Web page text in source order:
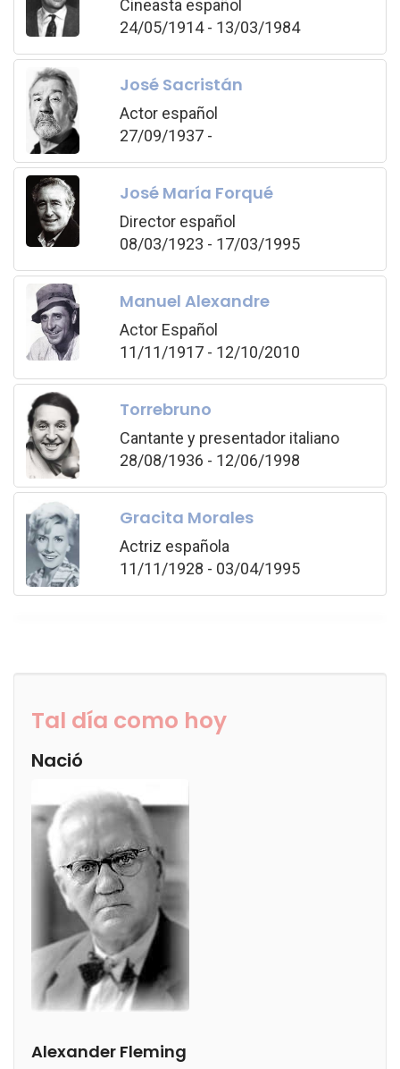
Cineasta español
24/05/1914 - 13/03/1984
José Sacristán
Actor español
27/09/1937 -
José María Forqué
Director español
08/03/1923 - 17/03/1995
Manuel Alexandre
Actor Español
11/11/1917 - 12/10/2010
Torrebruno
Cantante y presentador italiano
28/08/1936 - 12/06/1998
Gracita Morales
Actriz española
11/11/1928 - 03/04/1995
Tal día como hoy
Nació
Alexander Fleming